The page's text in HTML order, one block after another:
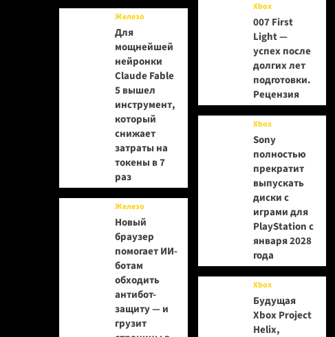
Железо
Для
мощнейшей
нейронки
Claude Fable
5 вышел
инструмент,
который
снижает
затраты на
токены в 7
раз
Железо
Новый
браузер
помогает ИИ-
ботам
обходить
антибот-
защиту — и
грузит
Xbox
007 First
Light —
успех после
долгих лет
подготовки.
Рецензия
Xbox
Sony
полностью
прекратит
выпускать
диски с
играми для
PlayStation с
января 2028
года
Xbox
Будущая
Xbox Project
Helix,